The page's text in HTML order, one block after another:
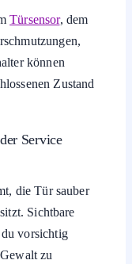
Türsensor, dem
können
Zustand
Service
die Tür sauber
Sichtbare
vorsichtig
zu